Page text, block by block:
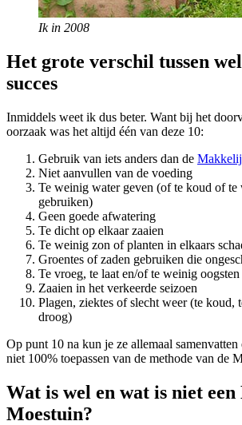
Ik in 2008
Het grote verschil tussen
succes
Inmiddels weet ik dus beter. Want bij het
oorzaak was het altijd één van deze 10:
Gebruik van iets anders dan de
Niet aanvullen van de voeding
Te weinig water geven (of te koud of te
gebruiken)
Geen goede afwatering
Te dicht op elkaar zaaien
Te weinig zon of planten in elkaars
Groentes of zaden gebruiken die
Te vroeg, te laat en/of te weinig oogsten
Zaaien in het verkeerde seizoen
Plagen, ziektes of slecht weer (te koud,
droog)
Op punt 10 na kun je ze allemaal
niet 100% toepassen van de methode van de
Wat is wel en wat is niet
Moestuin?